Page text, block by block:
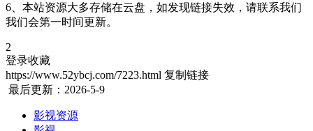
6、本站资源大多存储在云盘，如发现链接失效，请联系我们
我们会第一时间更新。
2
登录收藏
https://www.52ybcj.com/7223.html 复制链接
最后更新：2026-5-9
影视资源